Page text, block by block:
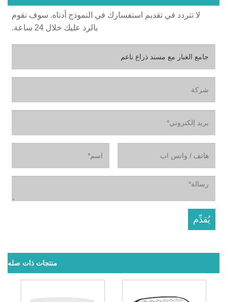
لا تتردد في تقديم استفسارك في النموذج أدناه. سوف نقوم
بالرد عليك خلال 24 ساعة.
منتجات ذات صله